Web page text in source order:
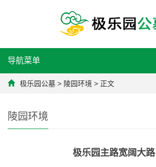
导航菜单
极乐园公墓 > 陵园环境 > 正文
陵园环境
极乐园主路宽阔大路